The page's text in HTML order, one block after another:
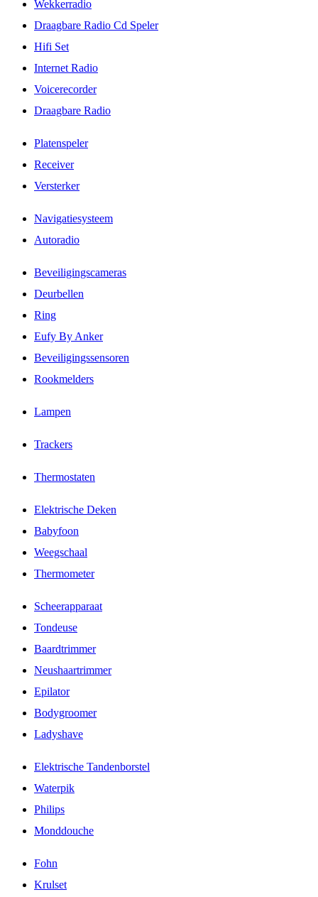
Wekkerradio
Draagbare Radio Cd Speler
Hifi Set
Internet Radio
Voicerecorder
Draagbare Radio
Platenspeler
Receiver
Versterker
Navigatiesysteem
Autoradio
Beveiligingscameras
Deurbellen
Ring
Eufy By Anker
Beveiligingssensoren
Rookmelders
Lampen
Trackers
Thermostaten
Elektrische Deken
Babyfoon
Weegschaal
Thermometer
Scheerapparaat
Tondeuse
Baardtrimmer
Neushaartrimmer
Epilator
Bodygroomer
Ladyshave
Elektrische Tandenborstel
Waterpik
Philips
Monddouche
Fohn
Krulset